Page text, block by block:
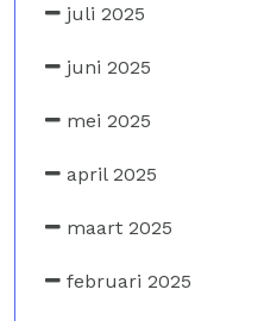
juli 2025
juni 2025
mei 2025
april 2025
maart 2025
februari 2025